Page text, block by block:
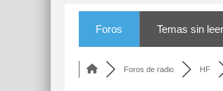
Foros Temas sin leer
Foros de radio HF